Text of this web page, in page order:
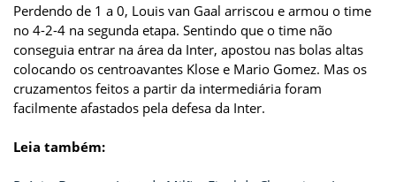
Perdendo de 1 a 0, Louis van Gaal arriscou e armou o time
no 4-2-4 na segunda etapa. Sentindo que o time não
conseguia entrar na área da Inter, apostou nas bolas altas
colocando os centroavantes Klose e Mario Gomez. Mas os
cruzamentos feitos a partir da intermediária foram
facilmente afastados pela defesa da Inter.
Leia também: